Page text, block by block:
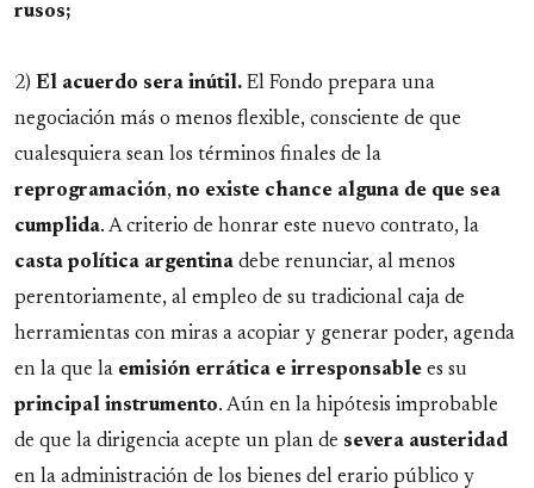
rusos;
2) El acuerdo sera inútil. El Fondo prepara una
negociación más o menos flexible, consciente de que
cualesquiera sean los términos finales de la
reprogramación, no existe chance alguna de que sea
cumplida. A criterio de honrar este nuevo contrato, la
casta política argentina debe renunciar, al menos
perentoriamente, al empleo de su tradicional caja de
herramientas con miras a acopiar y generar poder, agenda
en la que la emisión errática e irresponsable es su
principal instrumento. Aún en la hipótesis improbable
de que la dirigencia acepte un plan de severa austeridad
en la administración de los bienes del erario público y